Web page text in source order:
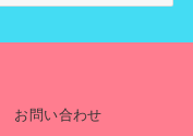
お問い合わせ